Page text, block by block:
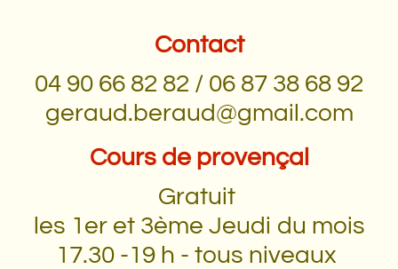
Contact
04 90 66 82 82 / 06 87 38 68 92
geraud.beraud@gmail.com
Cours de provençal
Gratuit
les 1er et 3ème Jeudi du mois
17.30 -19 h - tous niveaux